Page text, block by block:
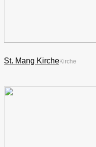
St. Mang KircheKirche